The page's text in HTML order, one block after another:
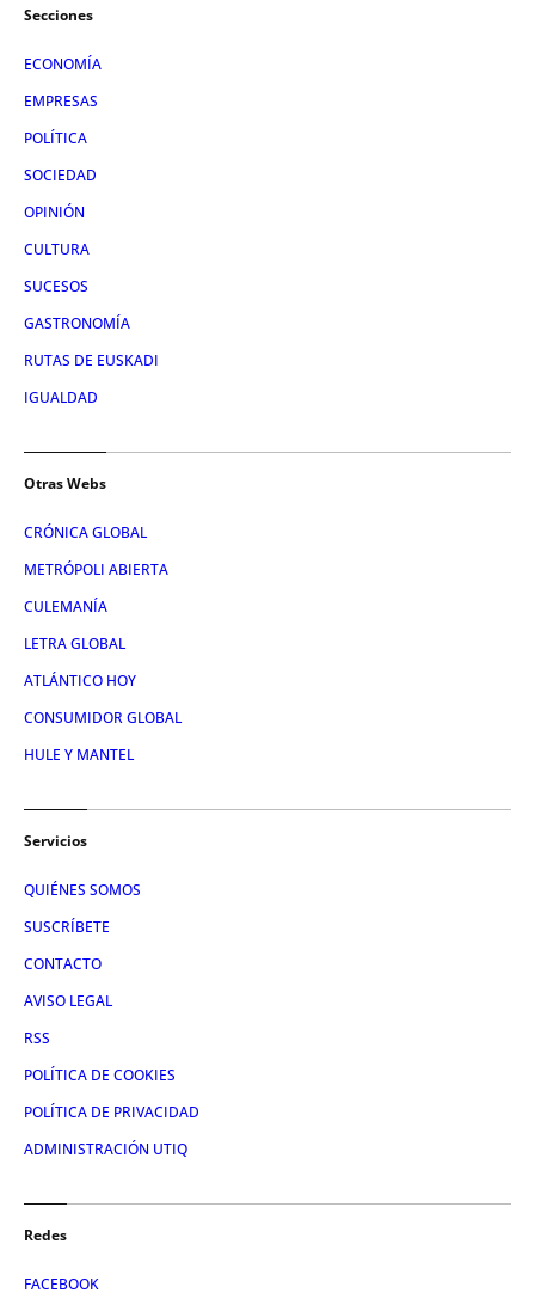
Secciones
ECONOMÍA
EMPRESAS
POLÍTICA
SOCIEDAD
OPINIÓN
CULTURA
SUCESOS
GASTRONOMÍA
RUTAS DE EUSKADI
IGUALDAD
Otras Webs
CRÓNICA GLOBAL
METRÓPOLI ABIERTA
CULEMANÍA
LETRA GLOBAL
ATLÁNTICO HOY
CONSUMIDOR GLOBAL
HULE Y MANTEL
Servicios
QUIÉNES SOMOS
SUSCRÍBETE
CONTACTO
AVISO LEGAL
RSS
POLÍTICA DE COOKIES
POLÍTICA DE PRIVACIDAD
ADMINISTRACIÓN UTIQ
Redes
FACEBOOK